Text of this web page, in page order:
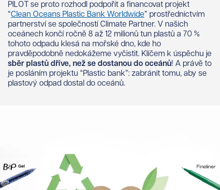
PILOT se proto rozhodl podpořit a financovat projekt
“Clean Oceans Plastic Bank Worldwide” prostřednictvím
partnerství se společností Climate Partner. V našich
oceánech končí ročně 8 až 12 milionů tun plastů a 70 %
tohoto odpadu klesá na mořské dno, kde ho
pravděpodobně nedokážeme vyčistit. Klíčem k úspěchu je
sběr plastů dříve, než se dostanou do oceánů! A právě to
je posláním projektu “Plastic bank”: zabránit tomu, aby se
plastový odpad dostal do oceánů.